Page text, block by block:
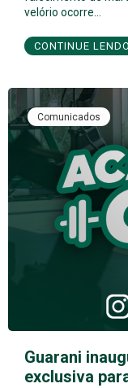
velório ocorre…
CONTINUE
Comunicados
Guarani
exclusiva